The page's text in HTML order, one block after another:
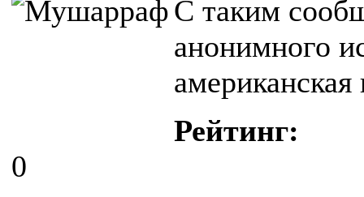
С таким
анонимного
Рейтинг:
0